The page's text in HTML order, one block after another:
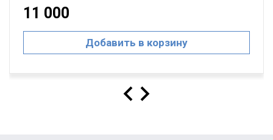
11 000
Добавить в корзину